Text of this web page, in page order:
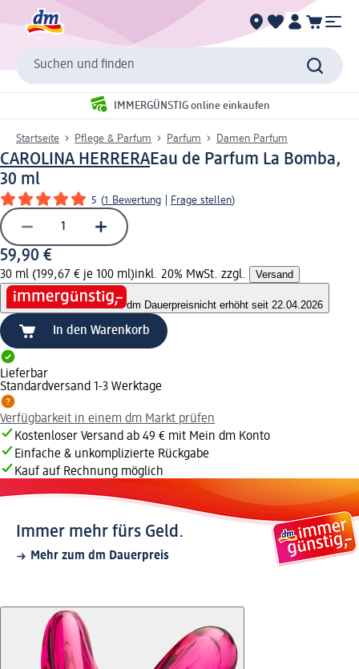
Suchen und finden
IMMERGÜNSTIG online einkaufen
Startseite Pflege & Parfum Parfum Damen Parfum
CAROLINA HERRERAEau de Parfum La Bomba,
30 ml
5 (1 Bewertung Frage stellen)
59,90 €
30 ml (199,67 € je 100 ml)inkl. 20% MwSt. zzgl. Versand
dm Dauerpreisnicht erhöht seit 22.04.2026
In den Warenkorb
Lieferbar
Standardversand 1-3 Werktage
Verfügbarkeit in einem dm Markt prüfen
Kostenloser Versand ab 49 € mit Mein dm Konto
Einfache & unkomplizierte Rückgabe
Kauf auf Rechnung möglich
Immer mehr fürs Geld.
Mehr zum dm Dauerpreis